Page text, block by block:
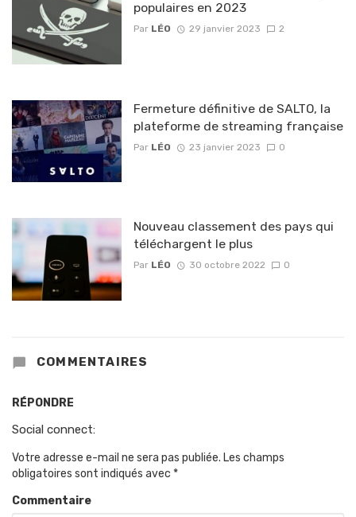
populaires en 2023
Par LÉO 29 janvier 2023 2
Fermeture définitive de SALTO, la
plateforme de streaming française
Par LÉO 23 janvier 2023 0
Nouveau classement des pays qui
téléchargent le plus
Par LÉO 30 octobre 2022 0
COMMENTAIRES
RÉPONDRE
Social connect:
Votre adresse e-mail ne sera pas publiée. Les champs
obligatoires sont indiqués avec *
Commentaire